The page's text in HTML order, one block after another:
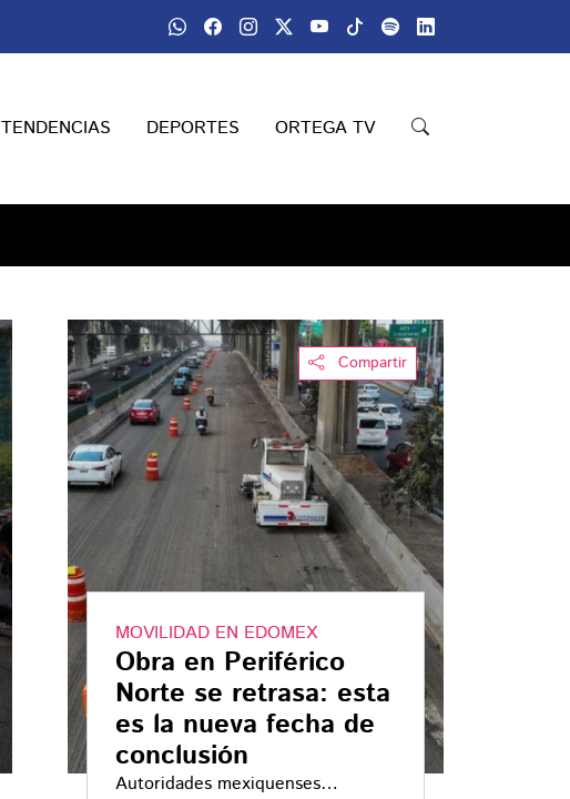
TENDENCIAS DEPORTES ORTEGA TV
Compartir
MOVILIDAD EN EDOMEX
Obra en Periférico
Norte se retrasa: esta
es la nueva fecha de
conclusión
Autoridades mexiquenses